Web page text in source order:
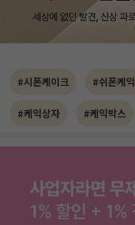
#시폰케이크 #쉬폰케익
#케익상자 #케익박스